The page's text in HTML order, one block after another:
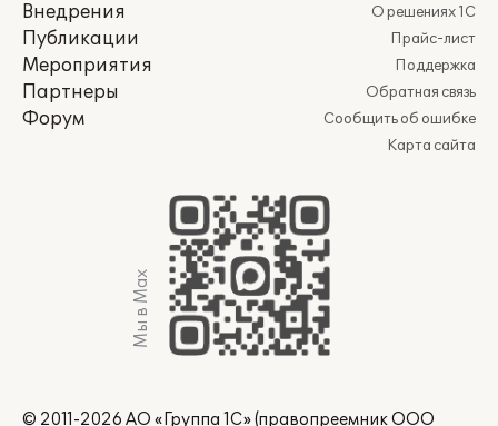
Внедрения
Публикации
Мероприятия
Партнеры
Форум
О решениях 1С
Прайс-лист
Поддержка
Обратная связь
Сообщить об ошибке
Карта сайта
Мы в Max
© 2011-2026 АО «Группа 1С» (правопреемник ООО